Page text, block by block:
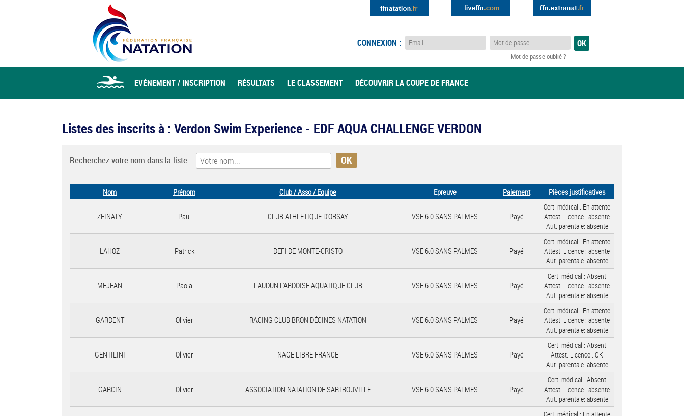
CONNEXION :
Mot de passe oublié ?
EVÉNEMENT / INSCRIPTION RÉSULTATS LE CLASSEMENT DÉCOUVRIR LA COUPE DE FRANCE
Listes des inscrits à : Verdon Swim Experience - EDF AQUA CHALLENGE VERDON
Recherchez votre nom dans la liste :
Nom Prénom Club / Asso / Equipe Epreuve Paiement Pièces justificatives
ZEINATY Paul CLUB ATHLETIQUE D'ORSAY VSE 6.0 SANS PALMES Payé
Cert. médical : En attente
Attest. Licence : absente
Aut. parentale: absente
LAHOZ Patrick DEFI DE MONTE-CRISTO VSE 6.0 SANS PALMES Payé
Cert. médical : En attente
Attest. Licence : absente
Aut. parentale: absente
MEJEAN Paola LAUDUN L'ARDOISE AQUATIQUE CLUB VSE 6.0 SANS PALMES Payé
Cert. médical : Absent
Attest. Licence : absente
Aut. parentale: absente
GARDENT Olivier RACING CLUB BRON DÉCINES NATATION VSE 6.0 SANS PALMES Payé
Cert. médical : En attente
Attest. Licence : absente
Aut. parentale: absente
GENTILINI Olivier NAGE LIBRE FRANCE VSE 6.0 SANS PALMES Payé
Cert. médical : Absent
Attest. Licence : OK
Aut. parentale: absente
GARCIN Olivier ASSOCIATION NATATION DE SARTROUVILLE VSE 6.0 SANS PALMES Payé
Cert. médical : Absent
Attest. Licence : absente
Aut. parentale: absente